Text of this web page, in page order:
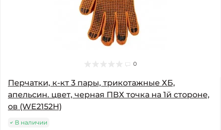
0
Перчатки, к-кт 3 пары, трикотажные ХБ,
апельсин. цвет, черная ПВХ точка на 1й стороне,
ов (WE2152H)
В наличии